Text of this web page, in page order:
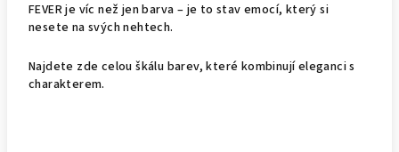
FEVER je víc než jen barva – je to stav emocí, který si
nesete na svých nehtech.
Najdete zde celou škálu barev, které kombinují eleganci s
charakterem.